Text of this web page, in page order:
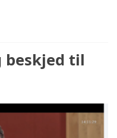
beskjed til